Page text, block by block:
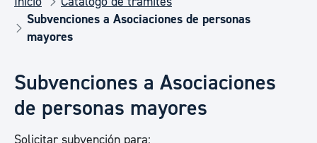
Subvenciones a Asociaciones de personas
mayores
Subvenciones a Asociaciones
de personas mayores